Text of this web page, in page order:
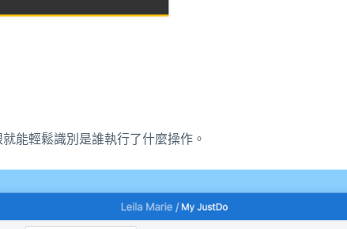
能輕鬆識別是誰執行了什麼操作。